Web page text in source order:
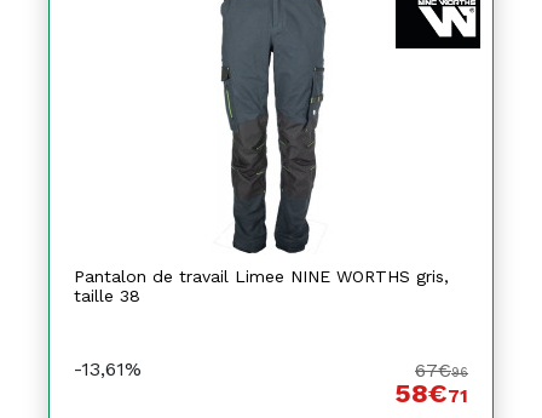
Pantalon de travail Limee NINE WORTHS gris,
taille 38
-13,61% 67€96
58€71